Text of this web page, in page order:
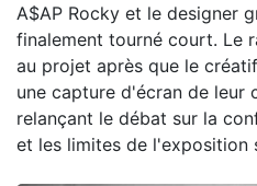
A$AP Rocky et le designer
finalement tourné court. Le
au projet après que le
une capture d'écran de leur
relançant le débat sur la
et les limites de l'exposition